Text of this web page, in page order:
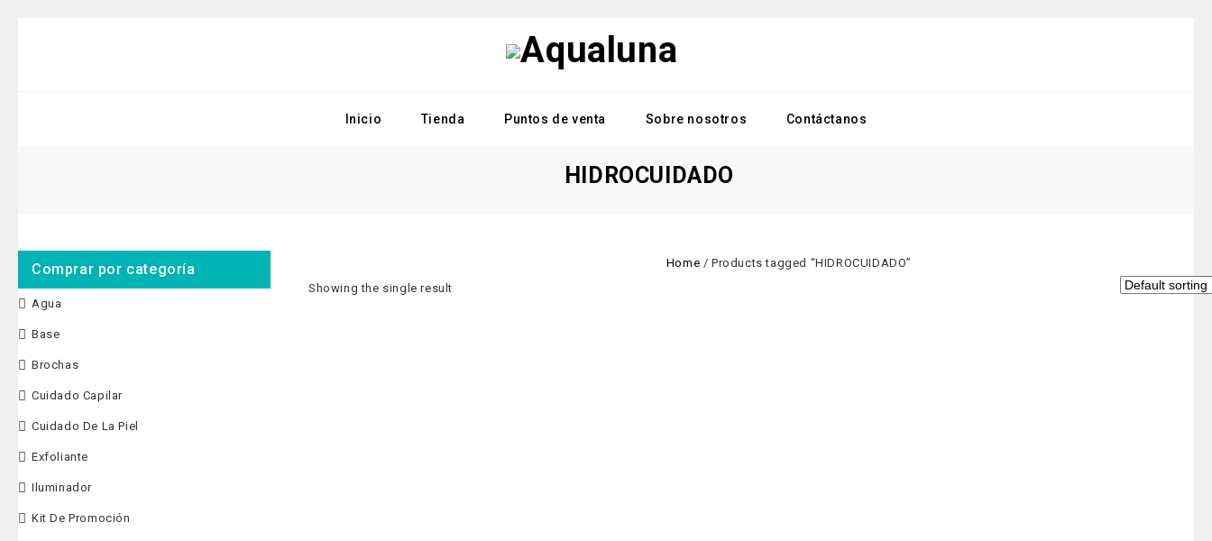
Inicio Tienda Puntos de venta Sobre nosotros Contáctanos
HIDROCUIDADO
Home /Products tagged “HIDROCUIDADO”
Showing the single result
Comprar por categoría
Agua
Base
Brochas
Cuidado Capilar
Cuidado De La Piel
Exfoliante
Iluminador
Kit De Promoción